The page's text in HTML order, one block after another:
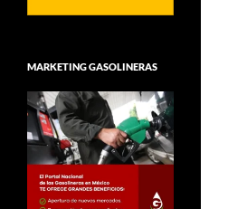
MARKETING GASOLINERAS